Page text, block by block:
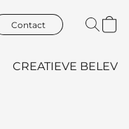
Contact
CREATIEVE